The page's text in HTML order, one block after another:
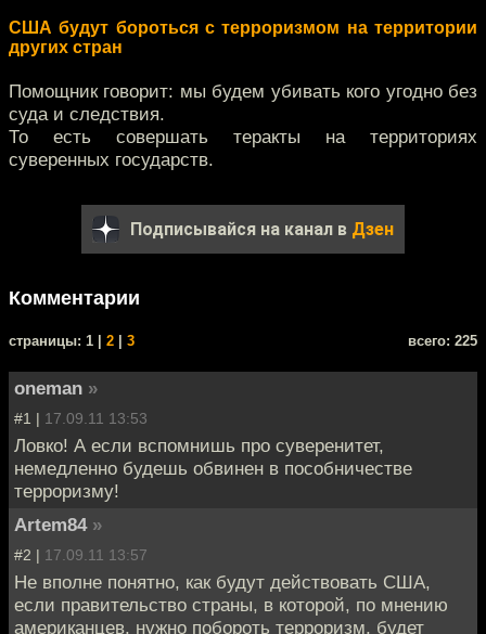
США будут бороться с терроризмом на территории
других стран
Помощник говорит: мы будем убивать кого угодно без
суда и следствия.
То есть совершать теракты на территориях
суверенных государств.
Подписывайся на канал в Дзен
Комментарии
cтраницы: 1 | 2 3 всего: 225
oneman »
#1 | 17.09.11 13:53
Ловко! А если вспомнишь про суверенитет,
немедленно будешь обвинен в пособничестве
терроризму!
Artem84 »
#2 | 17.09.11 13:57
Не вполне понятно, как будут действовать США,
если правительство страны, в которой, по мнению
американцев, нужно побороть терроризм, будет